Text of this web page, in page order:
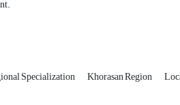
Specialization Khorasan Region